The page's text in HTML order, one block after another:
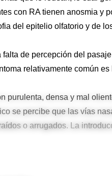
con RA tienen anosmia y
del epitelio olfatorio y de
de percepción del
relativamente común es
purulenta, densa y mal
se percibe que las vías
o arrugados. La